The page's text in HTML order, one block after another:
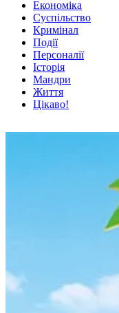
Економіка
Суспільство
Кримінал
Події
Персоналії
Історія
Мандри
Життя
Цікаво!